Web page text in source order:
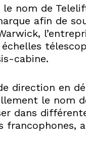
le nom de
afin de
cabine.
direction en
le nom
dans
francophones,